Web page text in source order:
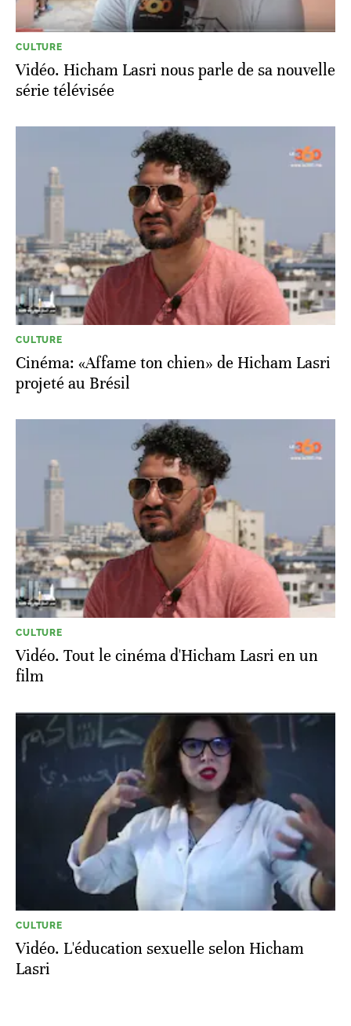
CULTURE
Vidéo. Hicham Lasri nous parle de sa nouvelle
série télévisée
CULTURE
Cinéma: «Affame ton chien» de Hicham Lasri
projeté au Brésil
CULTURE
Vidéo. Tout le cinéma d'Hicham Lasri en un
film
CULTURE
Vidéo. L'éducation sexuelle selon Hicham
Lasri